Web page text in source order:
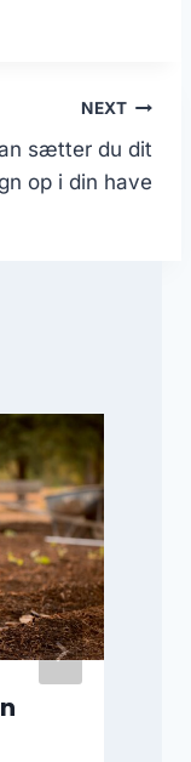
NEXT
sætter du dit
op i din have